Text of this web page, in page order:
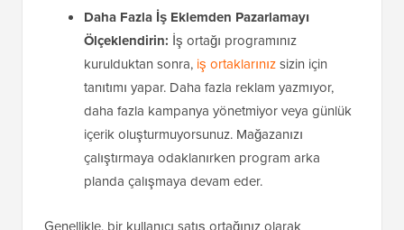
Daha Fazla İş Eklemden Pazarlamayı
Ölçeklendirin: İş ortağı programınız
kurulduktan sonra, iş ortaklarınızsizin için
tanıtımı yapar. Daha fazla reklam yazmıyor,
daha fazla kampanya yönetmiyor veya günlük
içerik oluşturmuyorsunuz. Mağazanızı
çalıştırmaya odaklanırken program arka
planda çalışmaya devam eder.
Genellikle, bir kullanıcı satış ortağınız olarak